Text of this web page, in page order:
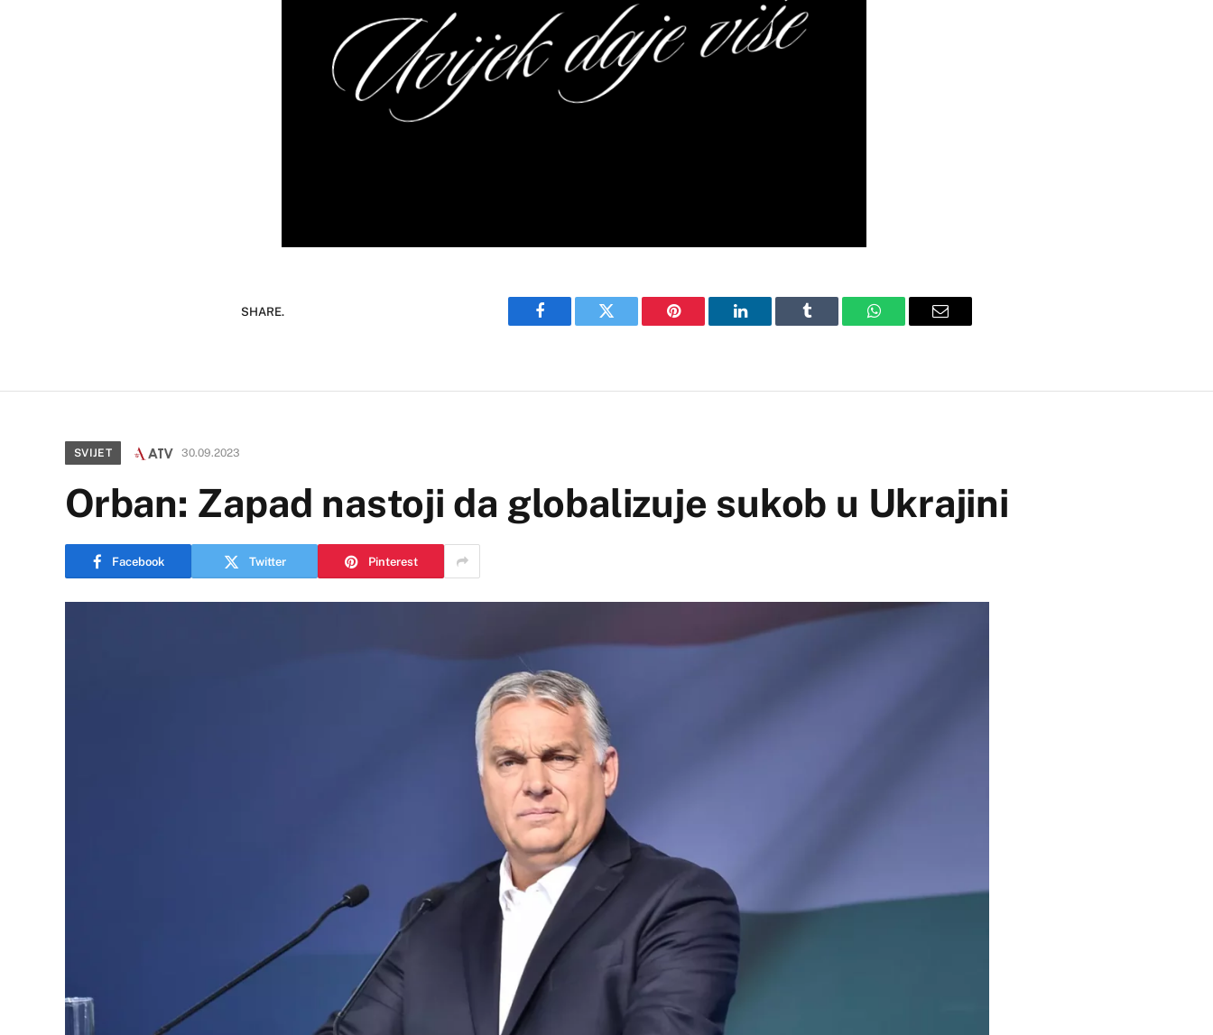
SHARE.
Facebook Twitter Pinterest LinkedIn Tumblr WhatsAppEmail
SVIJET 30.09.2023
Orban: Zapad nastoji da globalizuje sukob u Ukrajini
Facebook Twitter Pinterest